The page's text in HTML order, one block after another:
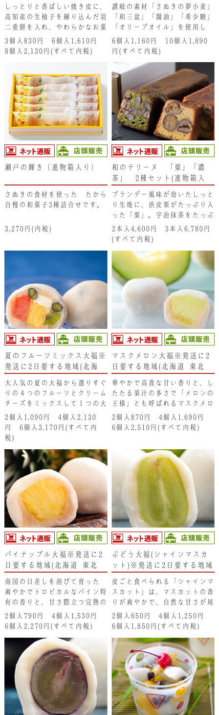
しっとりと香ばしい焼き皮に、
高知産の生柚子を練り込んだ羽
二重餅を入れ、やわらかなお菓
子に仕上げています。あゆが清
流に泳ぐ夏にぴったりの、爽や
かな味わいです。
3個入830円 6個入1,610円
8個入2,130円(すべて内税)
讃岐の素材「さぬきの夢小麦」
「和三盆」「醤油」「希少糖」
「オリーブオイル」を使用し
た、しっとり香ばしいカステラ
生地の小判焼きです。大粒丹波
大納言のつぶ餡と濃厚な鳴門金
時のスイートポテトの味わいは
唯一無二です。
6個入1,160円 10個入1,890
円(すべて内税)
瀬戸の輝き（進物箱入り）
さぬきの食材を使った たから
自慢の和菓子3種詰合せです。
3,270円(内税)
和のテリーヌ 「栗」「濃
茶」 2種セット(進物箱入
ブランデー風味が効いたしっと
り生地に、渋皮栗がたっぷり入
った「栗」。宇治抹茶をたっぷ
り練り込んだ生地に、大粒でや
わらかい讃州大黒豆と丹波大納
洋酒の香り漂う少し大人の味わ
いが魅力です。
2本入4,600円 3本入6,780円
(すべて内税)
夏のフルーツミックス大福※
発送に2日要する地域(北海
注文不可となります。ご了承
ください。
大人気の夏の大福から選りすぐ
りの４つのフルーツとクリーム
チーズをミックスして１つの大
福にしました。すいか、パイナ
ップル、ブルーベリー、キウイ
とクリームチーズ。それぞれの
の中で夏の味わいを演出しま
す。
2個入1,090円 4個入2,130
円 6個入3,170円(すべて内
税)
マスクメロン大福※発送に2
日要する地域(北海道･東北･
となります。ご了承くださ
い。
華やかで高貴な甘い香りと、し
たたる果汁の多さで「メロンの
王様」とも呼ばれるマスクメロ
ンを、その食べ頃を見計らって
香りあふれる大福に仕上げまし
2個入870円 4個入1,690円
6個入2,510円(すべて内税)
パイナップル大福※発送に2
日要する地域(北海道･東北･
となります。ご了承くださ
い。
南国の日差しを浴びて育った､
爽やかでトロピカルなパイン特
有の香りと、甘さ際立つ完熟の
｢ゴールドパイン｣。 そのフ
レッシュなパインを大玉にカッ
大福｣は、冷やしてお召し上が
りいただくと、冷たい果汁が口
の中いっぱいに広がって幸せ感
に包まれます。
2個入790円 4個入1,530円
6個入2,270円(すべて内税)
ぶどう大福(シャインマスカ
ット)※発送に2日要する地域
県)は、注文不可となりま
す。ご了承ください。
皮ごと食べられる「シャインマ
スカット」は、マスカットの香
りが爽やかで、自然な甘さが周
りの大福餅と一緒にお口の中に
広がります。是非 冷やしたま
かさが一層増しますよ。
2個入650円 4個入1,250円
6個入1,850円(すべて内税)